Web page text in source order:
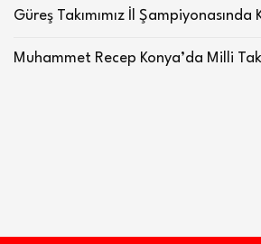
Güreş Takımımız İl Şampiyonasında
Muhammet Recep Konya’da Milli